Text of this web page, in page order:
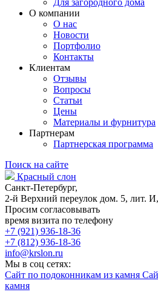
Для загородного дома
О компании
О нас
Новости
Портфолио
Контакты
Клиентам
Отзывы
Вопросы
Статьи
Цены
Материалы и фурнитура
Партнерам
Партнерская программа
Поиск на сайте
Красный слон
Санкт-Петербург,
2-й Верхний переулок дом. 5, лит.
Просим согласовывать
время визита по телефону
+7 (921) 936-18-36
+7 (812) 936-18-36
info@krslon.ru
Мы в соц сетях:
Сайт по подоконникам из камня
камня